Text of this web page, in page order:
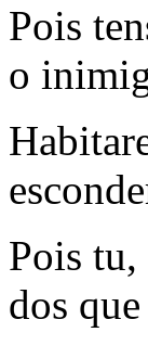
Pois
o
Pois tu,
dos